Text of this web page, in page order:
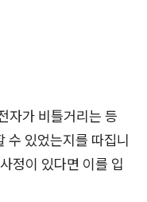
자가 비틀거리는 등
수 있었는지를 따집니
정이 있다면 이를 입